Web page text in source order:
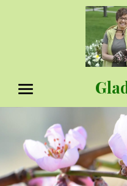
MENY